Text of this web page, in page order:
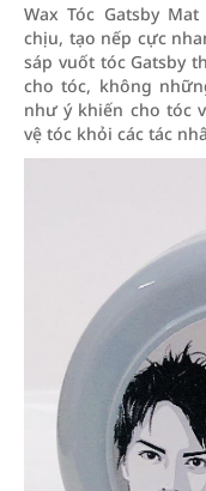
Wax Tóc Gatsby
chịu, tạo nếp cực
sáp vuốt tóc Gatsby
cho tóc, không
như ý khiến cho tóc
vệ tóc khỏi các tác